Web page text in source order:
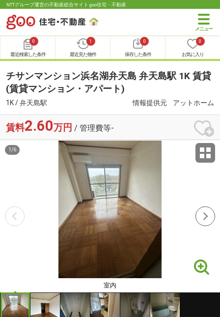
NTTグループ運営の不動産総合サイト goo住宅・不動産
0
最近検索した条件
1
最近見た物件
0
保存した条件
0
お気に入り
チサンマンション浜名湖弁天島 弁天島駅 1K 賃貸
(賃貸マンション・アパート)
1K / 弁天島駅 情報提供元 アットホーム
賃料2.60万円 / 管理費等-
室内
1 /6